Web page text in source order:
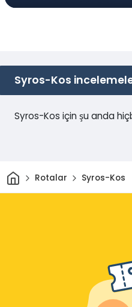
Syros-Kos
Syros-Kos için şu anda
Ev Rotalar Syros-Kos